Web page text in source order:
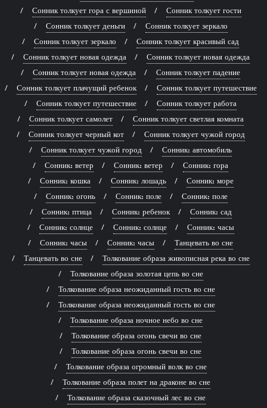
Сонник толкует гора с вершиной
Сонник толкует гости
Сонник толкует деньги
Сонник толкует зеркало
Сонник толкует зеркало
Сонник толкует красивый сад
Сонник толкует новая одежда
Сонник толкует новая одежда
Сонник толкует новая одежда
Сонник толкует падение
Сонник толкует плачущий ребенок
Сонник толкует путешествие
Сонник толкует путешествие
Сонник толкует работа
Сонник толкует самолет
Сонник толкует светлая комната
Сонник толкует черный кот
Сонник толкует чужой город
Сонник толкует чужой город
Сонник: автомобиль
Сонник: ветер
Сонник: ветер
Сонник: гора
Сонник: кошка
Сонник: лошадь
Сонник: море
Сонник: огонь
Сонник: поле
Сонник: поле
Сонник: птица
Сонник: ребенок
Сонник: сад
Сонник: солнце
Сонник: солнце
Сонник: часы
Сонник: часы
Сонник: часы
Танцевать во сне
Танцевать во сне
Толкование образа живописная река во сне
Толкование образа золотая цепь во сне
Толкование образа неожиданный гость во сне
Толкование образа неожиданный гость во сне
Толкование образа ночное небо во сне
Толкование образа огонь свечи во сне
Толкование образа огонь свечи во сне
Толкование образа огромный волк во сне
Толкование образа полет на драконе во сне
Толкование образа сказочный лес во сне